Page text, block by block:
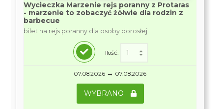
Wycieczka Marzenie rejs poranny z Protaras
- marzenie to zobaczyć żółwie dla rodzin z
barbecue
bilet na rejs poranny dla osoby dorosłej
Ilość:
07.08.2026 → 07.08.2026
WYBRANO